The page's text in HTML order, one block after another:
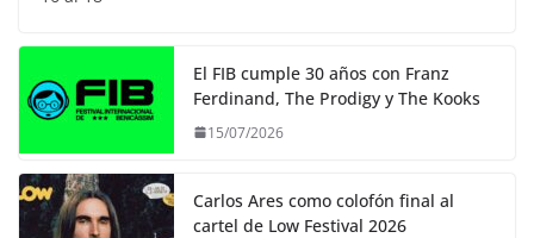
El FIB cumple 30 años con Franz
Ferdinand, The Prodigy y The Kooks
15/07/2026
Carlos Ares como colofón final al
cartel de Low Festival 2026